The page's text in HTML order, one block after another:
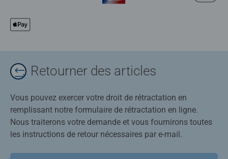
Retourner des articles
Vous pouvez exercer votre droit de rétractation en
remplissant notre formulaire de rétractation en ligne.
Nous traiterons votre demande et vous fournirons toutes
les instructions de retour nécessaires par e-mail.